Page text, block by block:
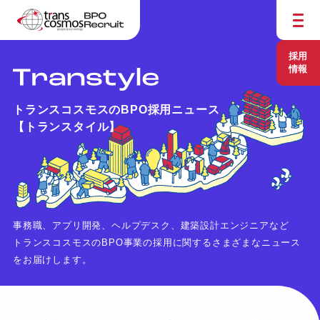
採用
情報
トランスコスモスのBPO採用ニュース
【トランスタイル】
事務職、アプリ開発、ヘルプデスク、建築設計エンジニアなど
トランスコスモスのBPO事業の採用に関するさまざまなニュース
をお届けします。